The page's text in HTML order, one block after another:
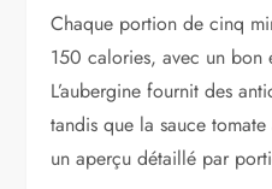
Chaque portion de cinq
150 calories, avec un bon
L’aubergine fournit des
tandis que la sauce
un aperçu détaillé par